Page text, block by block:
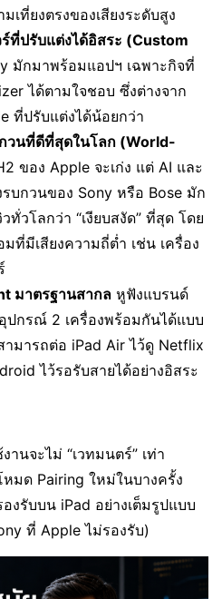
เที่ยงตรงของเสียงระดับสูง
ที่ปรับแต่งได้อิสระ (Custom
มักมาพร้อมแอปฯ เฉพาะกิจที่
ได้ตามใจชอบ ซึ่งต่างจาก
ที่ปรับแต่งได้น้อยกว่า
วนที่ดีที่สุดในโลก (World-
ของ Apple จะเก่ง แต่ AI และ
บกวนของ Sony หรือ Bose มัก
ทั่วโลกว่า “เงียบสงัด” ที่สุด โดย
ที่มีเสียงความถี่ต่ำ เช่น เครื่อง
มาตรฐานสากล หูฟังแบรนด์
ปกรณ์ 2 เครื่องพร้อมกันได้แบบ
ารถต่อ iPad Air ไว้ดู Netflix
ไว้รอรับสายได้อย่างอิสระ
นจะไม่ “เวทมนตร์” เท่า
มด Pairing ใหม่ในบางครั้ง
งรับบน iPad อย่างเต็มรูปแบบ
ที่ Apple ไม่รองรับ)